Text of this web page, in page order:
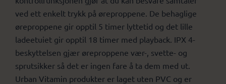
ved ett enkelt trykk på øreproppene. De behaglige
øreproppene gir opptil 5 timer lyttetid og det lille
ladeetuiet gir opptil 18 timer med playback. IPX 4-
beskyttelsen gjær øreproppene vær-, svette- og
sprutsikker så det er ingen fare å ta dem med ut.
Urban Vitamin produkter er laget uten PVC og er